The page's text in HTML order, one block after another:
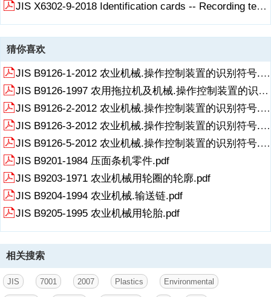
JIS X6302-9-2018 Identification cards -- Recording technique -- Part 9 Tactile identifier mark《识别卡 记录技术 第9部分 触式鉴别器标志》.pdf
猜你喜欢
JIS B9126-1-2012 农业机械.操作控制装置的识别符号.第1部分常用符号.pdf
JIS B9126-1997 农用拖拉机及机械.操作控制装置的识别符号.pdf
JIS B9126-2-2012 农业机械.操作控制装置的识别符号.第2部分农用拖拉机和机械的符号.pdf
JIS B9126-3-2012 农业机械.操作控制装置的识别符号.第3部分电动草坪和园艺设备的符号.pdf
JIS B9126-5-2012 农业机械.操作控制装置的识别符号.第5部分手动便携式林业机械符号.pdf
JIS B9201-1984 压面条机零件.pdf
JIS B9203-1971 农业机械用轮圈的轮廓.pdf
JIS B9204-1994 农业机械.输送链.pdf
JIS B9205-1995 农业机械用轮胎.pdf
相关搜索
JIS 7001 2007 Plastics Environmental